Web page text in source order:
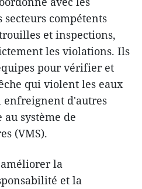
compétents
et inspections,
les violations. Ils
pour vérifier et
qui violent les eaux
enfreignent d'autres
système de
(VMS).
la
et la